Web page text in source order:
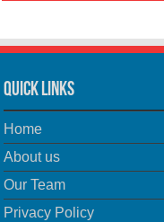
Quick Links
Home
About us
Our Team
Privacy Policy